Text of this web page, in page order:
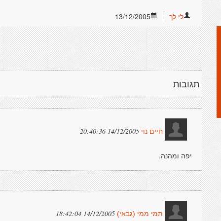
13/12/2005 לי לך
תגובות
חיים נוי 14/12/2005 20:40:36
יפה ומהנה.
תמי ממי (גבאי) 14/12/2005 18:42:04